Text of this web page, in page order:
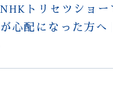
トリセツショ
心配になった方へ